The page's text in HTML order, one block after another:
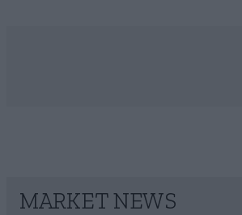
MARKET NEWS